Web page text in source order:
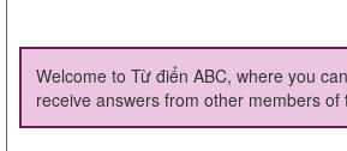
Welcome to Từ điển ABC, where you
receive answers from other members of